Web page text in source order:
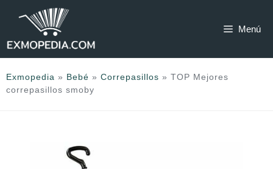
Menú
Exmopedia » Bebé » Correpasillos » TOP Mejores
correpasillos smoby